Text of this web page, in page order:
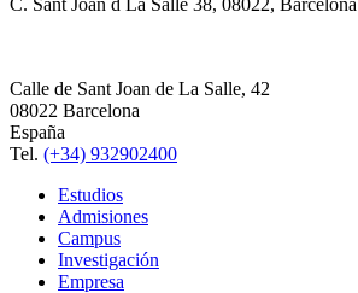
C. Sant Joan d La Salle 38, 08022, Barcelona
Calle de Sant Joan de La Salle, 42
08022 Barcelona
España
Tel. (+34) 932902400
Estudios
Admisiones
Campus
Investigación
Empresa